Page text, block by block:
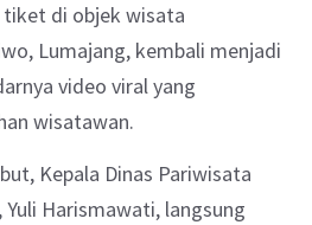
tiket di objek wisata
Lumajang, kembali menjadi
video viral yang
wisatawan.
Kepala Dinas Pariwisata
Harismawati, langsung